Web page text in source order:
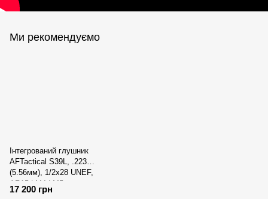
Ми рекомендуємо
Інтегрований глушник
AFTactical S39L, .223
(5.56мм), 1/2x28 UNEF,
AR15 | M4 | M5,
Болтовик .223
17 200 грн